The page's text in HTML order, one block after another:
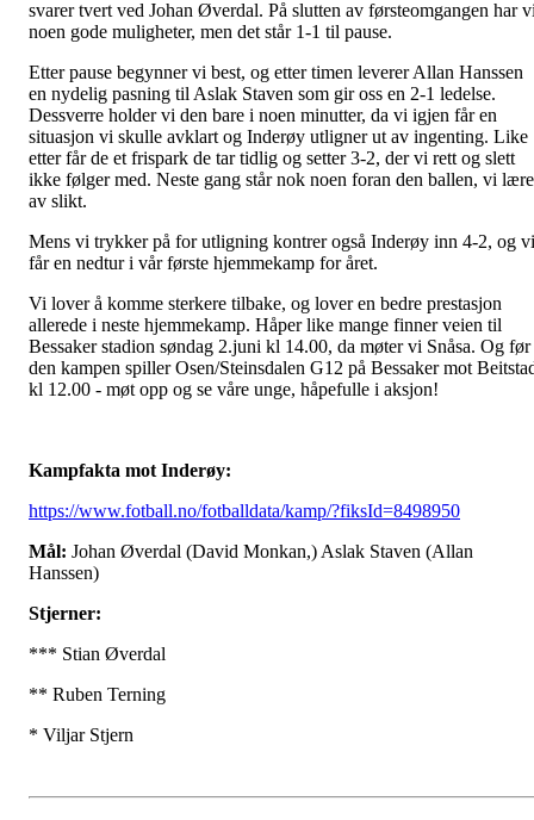
svarer tvert ved Johan Øverdal. På slutten av førsteomgangen har
noen gode muligheter, men det står 1-1 til pause.
Etter pause begynner vi best, og etter timen leverer Allan Hanssen
en nydelig pasning til Aslak Staven som gir oss en 2-1 ledelse.
Dessverre holder vi den bare i noen minutter, da vi igjen får en
situasjon vi skulle avklart og Inderøy utligner ut av ingenting. Like
etter får de et frispark de tar tidlig og setter 3-2, der vi rett og slett
ikke følger med. Neste gang står nok noen foran den ballen, vi
av slikt.
Mens vi trykker på for utligning kontrer også Inderøy inn 4-2, og vi
får en nedtur i vår første hjemmekamp for året.
Vi lover å komme sterkere tilbake, og lover en bedre prestasjon
allerede i neste hjemmekamp. Håper like mange finner veien til
Bessaker stadion søndag 2.juni kl 14.00, da møter vi Snåsa. Og før
den kampen spiller Osen/Steinsdalen G12 på Bessaker mot
kl 12.00 - møt opp og se våre unge, håpefulle i aksjon!
Kampfakta mot Inderøy:
https://www.fotball.no/fotballdata/kamp/?fiksId=8498950
Mål: Johan Øverdal (David Monkan,) Aslak Staven (Allan
Hanssen)
Stjerner:
*** Stian Øverdal
** Ruben Terning
* Viljar Stjern